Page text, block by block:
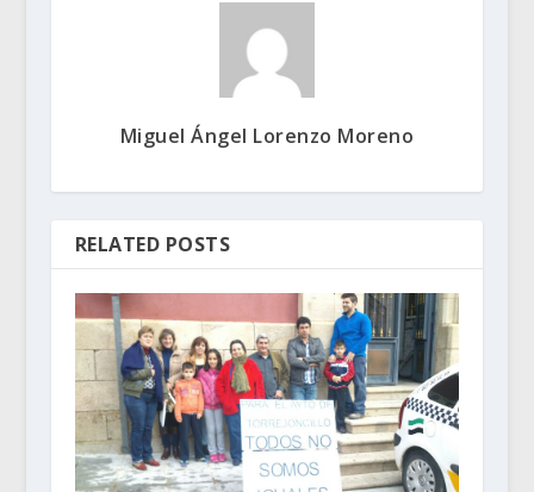
Miguel Ángel Lorenzo Moreno
RELATED POSTS